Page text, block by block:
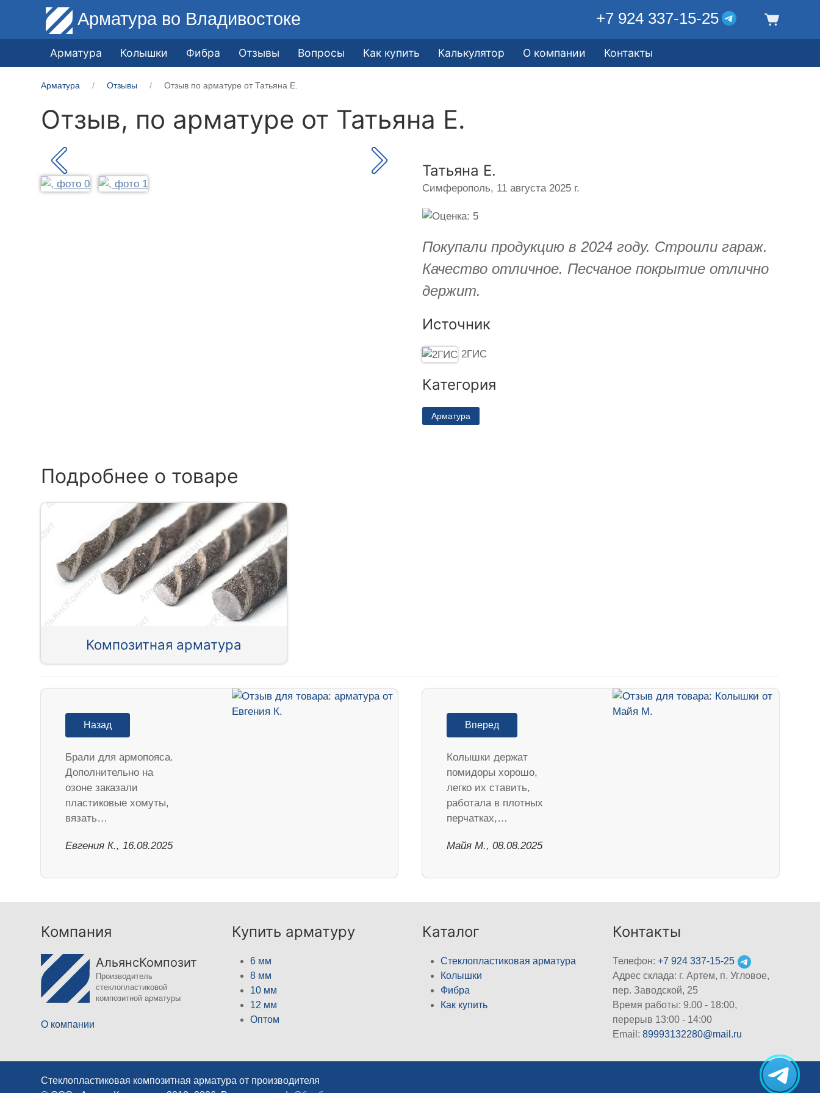
Арматура во Владивостоке +7 924 337-15-25
Арматура Колышки Фибра Отзывы Вопросы Как купить Калькулятор О компании Контакты
Арматура Отзывы Отзыв по арматуре от Татьяна Е.
Отзыв, по арматуре от Татьяна Е.
Татьяна Е.
Симферополь, 11 августа 2025 г.
Покупали продукцию в 2024 году. Строили гараж.
Качество отличное. Песчаное покрытие отлично
держит.
Источник
2ГИС
Категория
Арматура
Подробнее о товаре
Композитная арматура
Назад
Брали для армопояса.
Дополнительно на
озоне заказали
пластиковые хомуты,
вязать…
Евгения К., 16.08.2025
Вперед
Колышки держат
помидоры хорошо,
легко их ставить,
работала в плотных
перчатках,…
Майя М., 08.08.2025
Компания
АльянсКомпозит
Производитель
стеклопластиковой
композитной арматуры
О компании
Купить арматуру
6 мм
8 мм
10 мм
12 мм
Оптом
Каталог
Стеклопластиковая арматура
Колышки
Фибра
Как купить
Контакты
Телефон:+7 924 337-15-25
Адрес склада: г. Артем, п. Угловое,
пер. Заводской, 25
Время работы: 9.00 - 18:00,
перерыв 13:00 - 14:00
Email:89993132280@mail.ru
Стеклопластиковая композитная арматура от производителя